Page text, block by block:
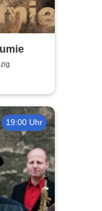
19:00 Uhr